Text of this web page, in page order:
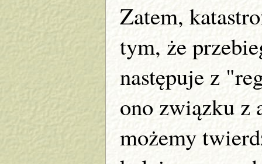
Zatem,
tym, że
następuje z
ono związku z
możemy